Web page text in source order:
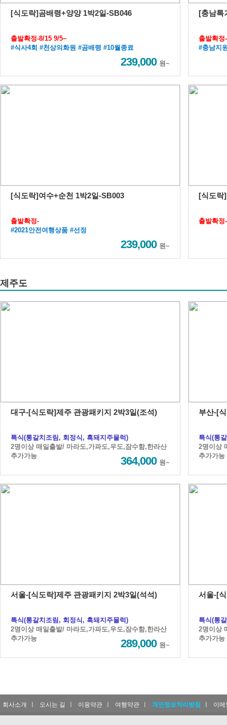
[식도락]곰배령+양양 1박2일-SB046
출발확정-8/15 9/5~
#식사4회 #천상의화원 #곰배령 #10월종료
239,000 원~
[충남특
출발확정-
#충남지
[식도락]여수+순천 1박2일-SB003
출발확정-
#2021안전여행상품 #선정
239,000 원~
[식도락
출발확정-
제주도
대구-[식도락]제주 관광패키지 2박3일(조석)
특식(통갈치조림, 회정식, 흑돼지주물럭)
2명이상 매일출발/ 마라도,가파도,우도,잠수함,한라산
추가가능
364,000 원~
부산-[
특식(통
2명이상
추가가능
서울-[식도락]제주 관광패키지 2박3일(석석)
특식(통갈치조림, 회정식, 흑돼지주물럭)
2명이상 매일출발/ 마라도,가파도,우도,잠수함,한라산
추가가능
289,000 원~
서울-[
특식(통
2명이상
추가가능
회사소개 오시는 길 이용약관 여행약관 개인정보처리방침 이